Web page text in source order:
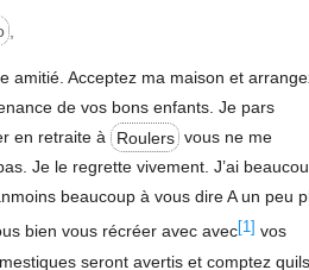
amitié. Acceptez ma maison et
de vos bons enfants. Je pars
en retraite à
Roulers vous ne me
Je le regrette vivement. J’ai
beaucoup à vous dire A un peu
bien vous récréer avec avec[1] vos
seront avertis et comptez quils